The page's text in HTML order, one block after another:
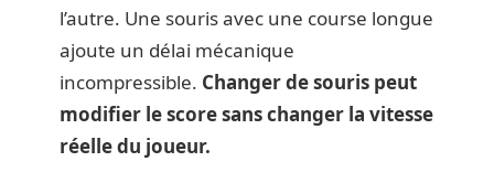
l’autre. Une souris avec une course longue
ajoute un délai mécanique
incompressible. Changer de souris peut
modifier le score sans changer la vitesse
réelle du joueur.